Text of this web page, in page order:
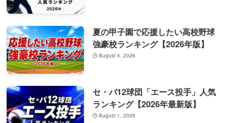
夏の甲子園で応援したい高校野球
強豪校ランキング【2026年版】
August 4, 2026
セ・パ12球団「エース投手」人気
ランキング【2026年最新版】
August 1, 2026